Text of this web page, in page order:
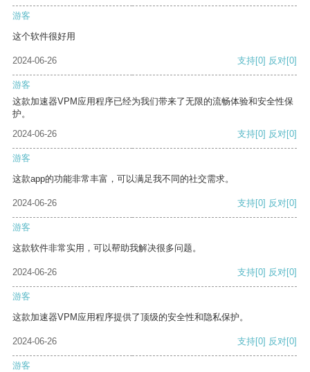
游客
这个软件很好用
2024-06-26 支持[0] 反对[0]
游客
这款加速器VPM应用程序已经为我们带来了无限的流畅体验和安全性保
护。
2024-06-26
支持[0] 反对[0]
游客
这款app的功能非常丰富，可以满足我不同的社交需求。
2024-06-26 支持[0] 反对[0]
游客
这款软件非常实用，可以帮助我解决很多问题。
2024-06-26 支持[0] 反对[0]
游客
这款加速器VPM应用程序提供了顶级的安全性和隐私保护。
2024-06-26 支持[0] 反对[0]
游客